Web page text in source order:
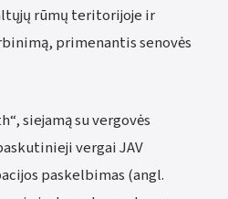
rūmų teritorijoje ir
primenantis senovės
siejamą su vergovės
vergai JAV
paskelbimas (angl.